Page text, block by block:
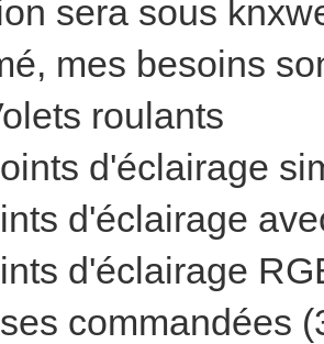
sera sous
mes besoins
Volets
points